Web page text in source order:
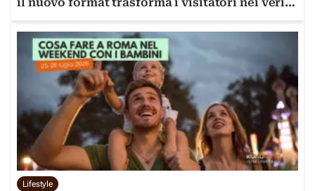
il nuovo format trasforma i visitatori nei veri
Lifestyle